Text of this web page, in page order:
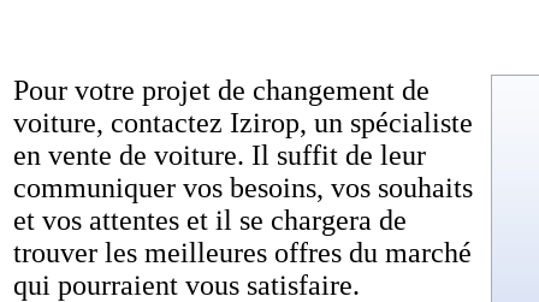
Pour votre projet de changement de
voiture, contactez Izirop, un spécialiste
en vente de voiture. Il suffit de leur
communiquer vos besoins, vos souhaits
et vos attentes et il se chargera de
trouver les meilleures offres du marché
qui pourraient vous satisfaire.